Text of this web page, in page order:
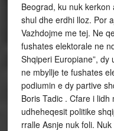
Beograd, ku nuk
shul dhe erdhi lloz. Por
Vazhdojme me tej. Ne
fushates elektorale ne
Shqiperi Europiane”,
ne mbyllje te fushates
podiumin e dy partive
Boris Tadic . Cfare i
udheheqesit politike
rralle Asnje nuk foli.